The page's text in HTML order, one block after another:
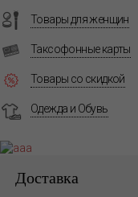
Товары для женщин
Таксофонные карты
Товары со скидкой
Одежда и Обувь
Доставка